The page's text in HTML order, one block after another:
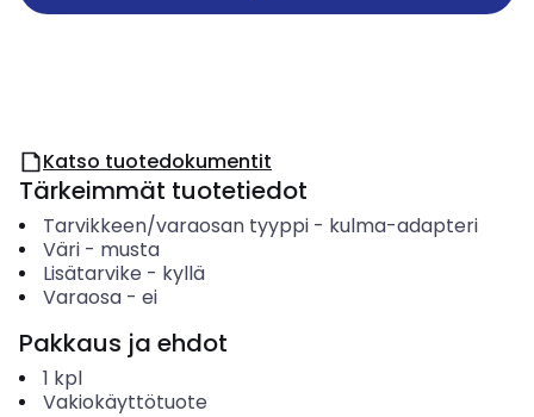
Katso tuotedokumentit
Tärkeimmät tuotetiedot
Tarvikkeen/varaosan tyyppi- kulma-adapteri
Väri- musta
Lisätarvike - kyllä
Varaosa- ei
Pakkaus ja ehdot
1 kpl
Vakiokäyttötuote